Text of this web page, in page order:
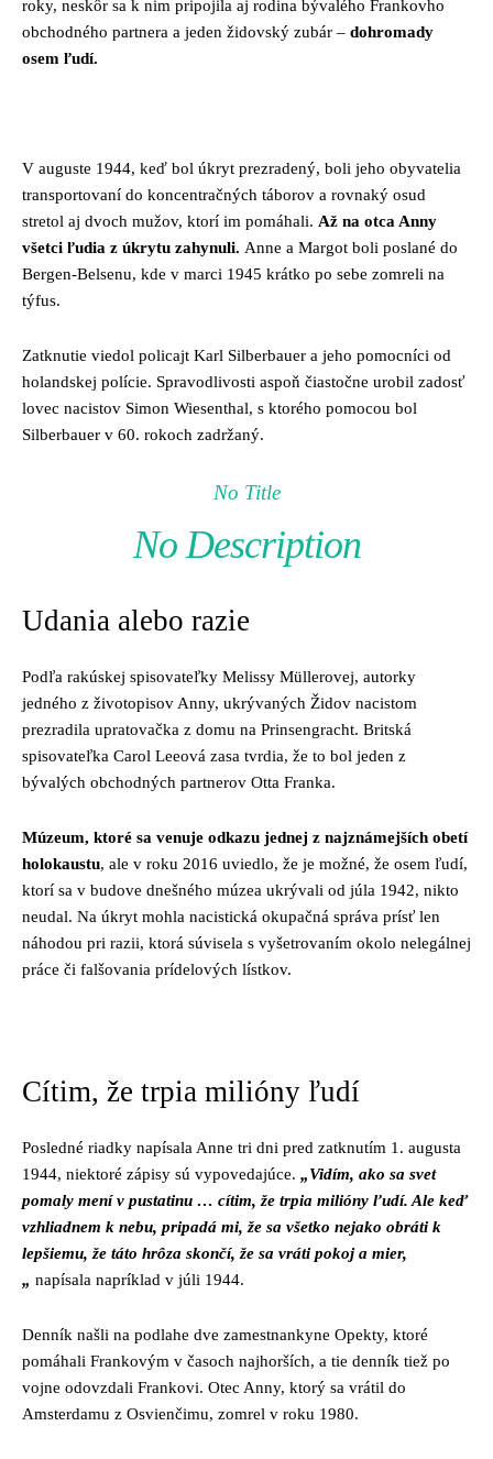
roky, neskôr sa k nim pripojila aj rodina bývalého Frankovho
obchodného partnera a jeden židovský zubár – dohromady
osem ľudí.
V auguste 1944, keď bol úkryt prezradený, boli jeho obyvatelia
transportovaní do koncentračných táborov a rovnaký osud
stretol aj dvoch mužov, ktorí im pomáhali. Až na otca Anny
všetci ľudia z úkrytu zahynuli. Anne a Margot boli poslané do
Bergen-Belsenu, kde v marci 1945 krátko po sebe zomreli na
týfus.
Zatknutie viedol policajt Karl Silberbauer a jeho pomocníci od
holandskej polície. Spravodlivosti aspoň čiastočne urobil zadosť
lovec nacistov Simon Wiesenthal, s ktorého pomocou bol
Silberbauer v 60. rokoch zadržaný.
No Title
No Description
Udania alebo razie
Podľa rakúskej spisovateľky Melissy Müllerovej, autorky
jedného z životopisov Anny, ukrývaných Židov nacistom
prezradila upratovačka z domu na Prinsengracht. Britská
spisovateľka Carol Leeová zasa tvrdia, že to bol jeden z
bývalých obchodných partnerov Otta Franka.
Múzeum, ktoré sa venuje odkazu jednej z najznámejších obetí
holokaustu, ale v roku 2016 uviedlo, že je možné, že osem ľudí,
ktorí sa v budove dnešného múzea ukrývali od júla 1942, nikto
neudal. Na úkryt mohla nacistická okupačná správa prísť len
náhodou pri razii, ktorá súvisela s vyšetrovaním okolo nelegálnej
práce či falšovania prídelových lístkov.
Cítim, že trpia milióny ľudí
Posledné riadky napísala Anne tri dni pred zatknutím 1. augusta
1944, niektoré zápisy sú vypovedajúce. „Vidím, ako sa svet
pomaly mení v pustatinu … cítim, že trpia milióny ľudí. Ale keď
vzhliadnem k nebu, pripadá mi, že sa všetko nejako obráti k
lepšiemu, že táto hrôza skončí, že sa vráti pokoj a mier,
„ napísala napríklad v júli 1944.
Denník našli na podlahe dve zamestnankyne Opekty, ktoré
pomáhali Frankovým v časoch najhorších, a tie denník tiež po
vojne odovzdali Frankovi. Otec Anny, ktorý sa vrátil do
Amsterdamu z Osvienčimu, zomrel v roku 1980.